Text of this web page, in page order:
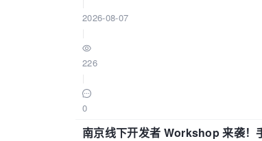
2026-08-07
226
0
南京线下开发者 Workshop 来袭！